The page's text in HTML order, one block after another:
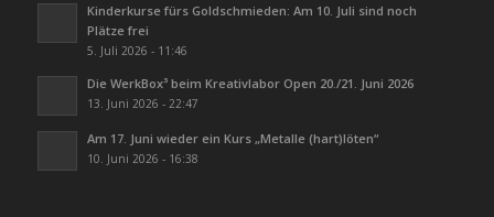
Kinderkurse fürs Goldschmieden: Am 10. Juli sind noch
Plätze frei
5. Juli 2026 - 11:46
Die WerkBox³ beim Kreativlabor Open 20./21. Juni 2026
13. Juni 2026 - 22:47
Am 17. Juni wieder ein Kurs „Metalle (hart)löten“
10. Juni 2026 - 16:38